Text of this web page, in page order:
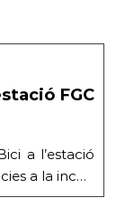
FGC
a l’estació
a la inc…